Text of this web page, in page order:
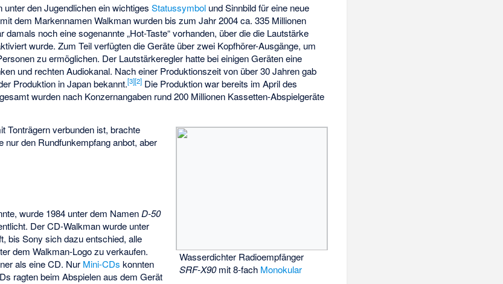
unter den Jugendlichen ein wichtigesStatussymbol und Sinnbild für eine neue
dem Markennamen Walkman wurden bis zum Jahr 2004 ca. 335 Millionen
noch eine sogenannte „Hot-Taste“ vorhanden, über die die Lautstärke
wurde. Zum Teil verfügten die Geräte über zwei Kopfhörer-Ausgänge, um
zu ermöglichen. Der Lautstärkeregler hatte bei einigen Geräten eine
und rechten Audiokanal. Nach einer Produktionszeit von über 30 Jahren gab
Produktion in Japan bekannt.[3][2] Die Produktion war bereits im April des
wurden nach Konzernangaben rund 200 Millionen Kassetten-Abspielgeräte
Wasserdichter Radioempfänger
SRF-X90mit 8-fach Monokular
Tonträgern verbunden ist, brachte
nur den Rundfunkempfang anbot, aber
wurde 1984 unter dem NamenD-50
Der CD-Walkman wurde unter
bis Sony sich dazu entschied, alle
dem Walkman-Logo zu verkaufen.
als eine CD. Nur Mini-CDs konnten
ragten beim Abspielen aus dem Gerät